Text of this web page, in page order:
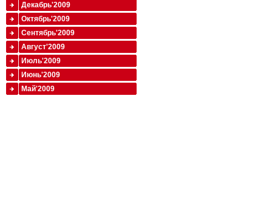
Декабрь'2009
Октябрь'2009
Сентябрь'2009
Август'2009
Июль'2009
Июнь'2009
Май'2009